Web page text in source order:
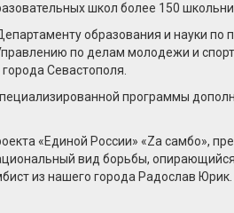
школ более 150
образования и науки
по делам молодежи и
Севастополя.
программы
«Единой России» «Zа самбо»,
вид борьбы,
из нашего города Радослав